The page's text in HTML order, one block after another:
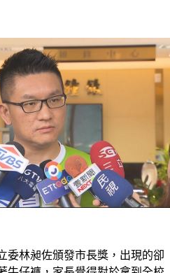
牛仔褲，家長覺得對於拿到全校